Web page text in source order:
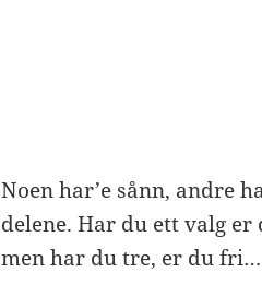
Noen har’e sånn, andre
delene. Har du ett valg
men har du tre, er du fri…